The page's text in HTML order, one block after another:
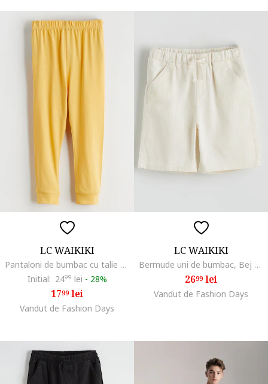
LC WAIKIKI
Pantaloni de bumbac cu talie elastica, Galben inchis
Initial: 2499 lei - 28%
1799lei
Vandut de Fashion Days
LC WAIKIKI
Bermude uni de bumbac, Bej deschis
2699lei
Vandut de Fashion Days